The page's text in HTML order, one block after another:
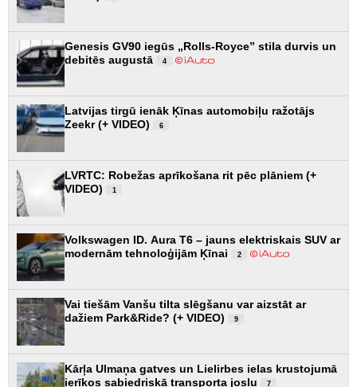
Genesis GV90 iegūs „Rolls-Royce” stila durvis un
debitēs augustā
4
Latvijas tirgū ienāk Ķīnas automobiļu ražotājs
Zeekr (+ VIDEO)
6
LVRTC: Robežas aprīkošana rit pēc plāniem (+
VIDEO)
1
Volkswagen ID. Aura T6 – jauns elektriskais SUV ar
modernām tehnoloģijām Ķīnai
2
Vai tiešām Vanšu tilta slēgšanu var aizstāt ar
dažiem Park&Ride? (+ VIDEO)
9
Kārļa Ulmaņa gatves un Lielirbes ielas krustojumā
ierīkos sabiedriskā transporta joslu
7